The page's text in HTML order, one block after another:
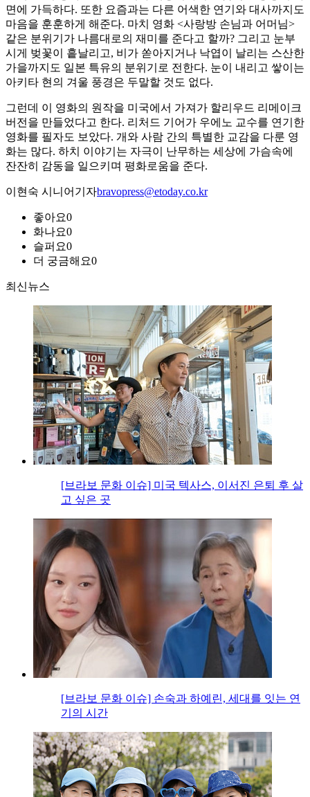
면에 가득하다. 또한 요즘과는 다른 어색한 연기와 대사까지도
마음을 훈훈하게 해준다. 마치 영화 <사랑방 손님과 어머님>
같은 분위기가 나름대로의 재미를 준다고 할까? 그리고 눈부
시게 벚꽃이 흩날리고, 비가 쏟아지거나 낙엽이 날리는 스산한
가을까지도 일본 특유의 분위기로 전한다. 눈이 내리고 쌓이는
아키타 현의 겨울 풍경은 두말할 것도 없다.
그런데 이 영화의 원작을 미국에서 가져가 할리우드 리메이크
버전을 만들었다고 한다. 리처드 기어가 우에노 교수를 연기한
영화를 필자도 보았다. 개와 사람 간의 특별한 교감을 다룬 영
화는 많다. 하치 이야기는 자극이 난무하는 세상에 가슴속에
잔잔히 감동을 일으키며 평화로움을 준다.
이현숙 시니어기자bravopress@etoday.co.kr
좋아요0
화나요0
슬퍼요0
더 궁금해요0
최신뉴스
[브라보 문화 이슈] 미국 텍사스, 이서진 은퇴 후 살
고 싶은 곳
[브라보 문화 이슈] 손숙과 하예린, 세대를 잇는 연
기의 시간